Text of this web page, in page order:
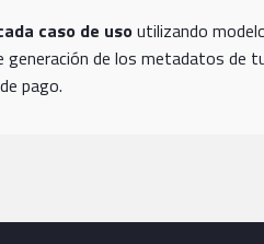
caso de usoutilizando
generación de los metadatos de
pago.